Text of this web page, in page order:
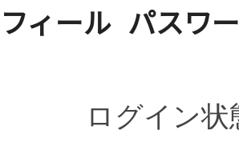
ィール パスワ
ログイン